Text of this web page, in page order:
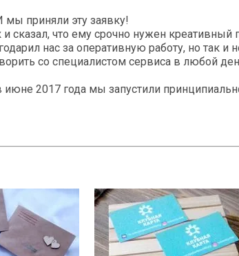
мы приняли эту заявку!
сказал, что ему срочно нужен
нас за оперативную работу, но так и
со специалистом сервиса в любой
2017 года мы запустили